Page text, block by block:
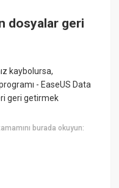
dosyalar geri
kaybolursa,
- EaseUS Data
geri getirmek
burada okuyun: